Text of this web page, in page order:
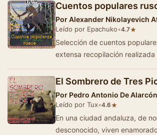
Cuentos populares
PorAlexander Nikolayevich
Leído por Epachuko•4.7★
Selección de cuentos
extensa recopilación realizada
El Sombrero de Tres
Por Pedro Antonio De
Leído por Tux•4.6★
En una ciudad andaluza, de
desconocido, viven